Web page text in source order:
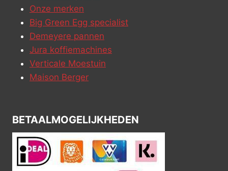
Onze merken
Big Green Egg specialist
Demeyere pannen
Jura koffiemachines
Verticale Moestuin
Maison Berger
BETAALMOGELIJKHEDEN